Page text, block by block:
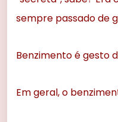
sempre passado de
Benzimento é gesto
Em geral, o